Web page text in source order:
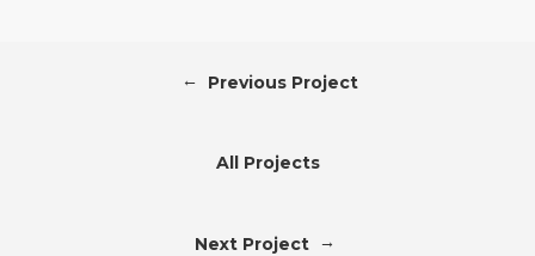
← Previous Project
All Projects
Next Project →